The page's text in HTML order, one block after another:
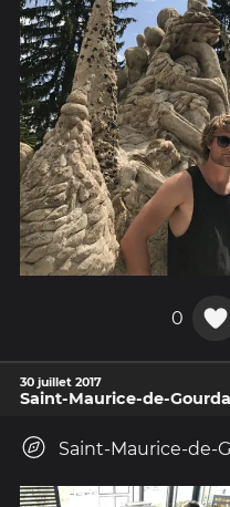
0
30 juillet 2017
Saint-Maurice-de-
Saint-Maurice-de-